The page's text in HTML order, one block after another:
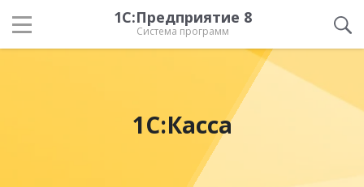
1С:Предприятие 8
Система программ
1С:Касса